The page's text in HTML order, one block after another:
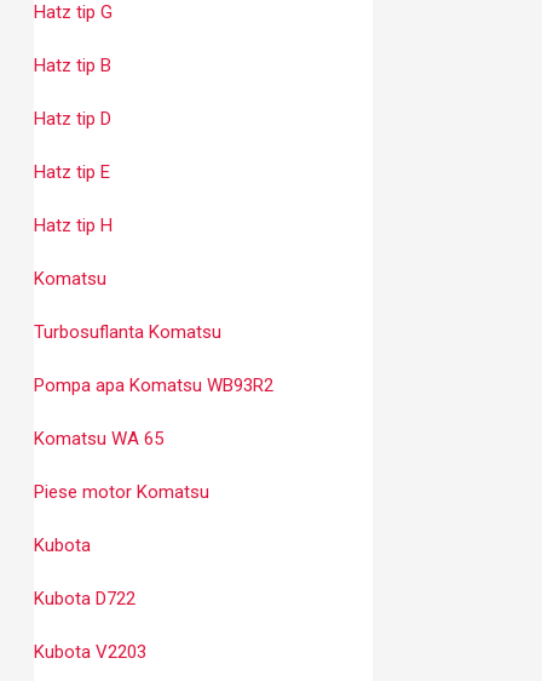
Hatz tip G
Hatz tip B
Hatz tip D
Hatz tip E
Hatz tip H
Komatsu
Turbosuflanta Komatsu
Pompa apa Komatsu WB93R2
Komatsu WA 65
Piese motor Komatsu
Kubota
Kubota D722
Kubota V2203